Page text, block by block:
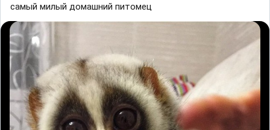
самый милый домашний питомец